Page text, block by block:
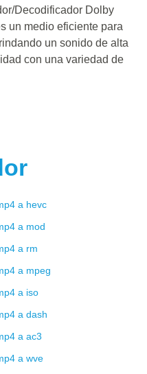
Decodificador Dolby
un medio eficiente para
un sonido de alta
con una variedad de
a hevc
a mod
a rm
a mpeg
a iso
a dash
a ac3
a wve